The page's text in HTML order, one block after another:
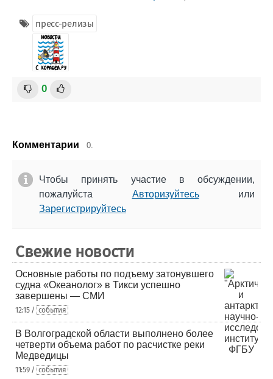
пресс-релизы
0
Комментарии 0.
Чтобы принять участие в обсуждении,
пожалуйста Авторизуйтесьили
Зарегистрируйтесь
Свежие новости
Основные работы по подъему затонувшего
судна «Океанолог» в Тикси успешно
завершены — СМИ
12:15 / события
В Волгоградской области выполнено более
четверти объема работ по расчистке реки
Медведицы
11:59 / события